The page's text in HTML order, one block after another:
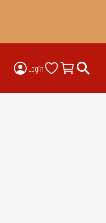
Login